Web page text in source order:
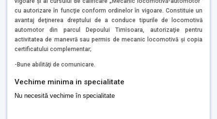
cu autorizare în funcţie conform ordinelor în vigoare. Constituie un
avantaj deţinerea dreptului de a conduce tipurile de locomotivă
automotor din parcul Depoului Timisoara, autorizaţie pentru
activitatea de manevră sau permis de mecanic locomotivă şi copia
certificatului complementar;
-Bune abilităţi de comunicare.
Vechime minima in specialitate
Nu necesită vechime în specialitate